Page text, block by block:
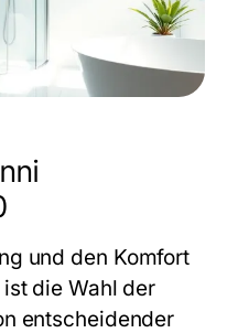
und den Komfort
die Wahl der
entscheidender